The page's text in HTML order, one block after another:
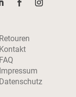
Retouren
Kontakt
FAQ
Impressum
Datenschutz